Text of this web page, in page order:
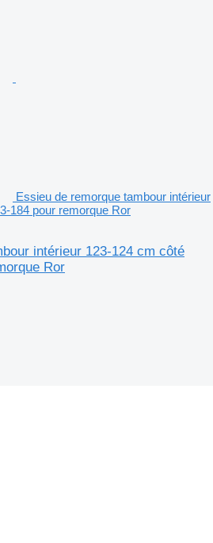
Essieu de remorque tambour intérieur
184 pour remorque Ror
intérieur 123-124 cm côté
Ror